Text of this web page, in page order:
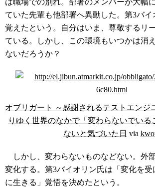
は職場での別れ。部署のメンバーが大幅
ていた先輩も他部署へ異動した。第3バ
覚えたという。自分はいま、尊敬するリ
ている。しかし、この環境もいつかは消
ないだろうか？
オブリガート ～感謝されるテストエンジ
りゆく世界のなかで「変わらないでいる
ないと気づいた日 via
しかし、変わらないものなどない。外
変化する。第3バイオリン氏は「変化を
に生きる」覚悟を決めたという。